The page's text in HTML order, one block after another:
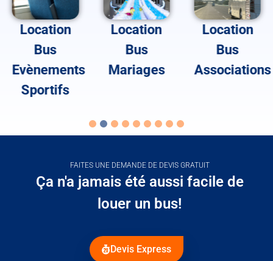
Location
Bus
Evènements
Sportifs
Location
Bus
Mariages
Location
Bus
Associations
FAITES UNE DEMANDE DE DEVIS GRATUIT
Ça n'a jamais été aussi facile de
louer un bus!
Devis Express